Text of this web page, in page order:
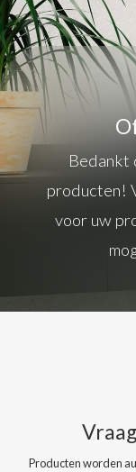
Bedankt
producten!
voor uw
Producten worden